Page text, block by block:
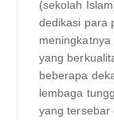
(sekolah
dedikasi para
yang
beberapa
lembaga
yang tersebar